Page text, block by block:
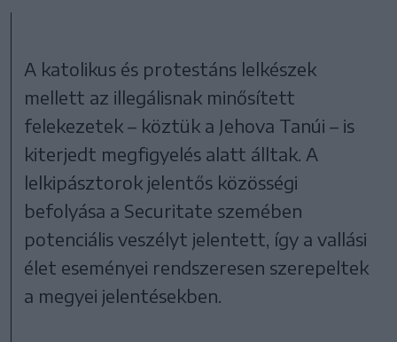
A katolikus és protestáns lelkészek
mellett az illegálisnak minősített
felekezetek – köztük a Jehova Tanúi – is
kiterjedt megfigyelés alatt álltak. A
lelkipásztorok jelentős közösségi
befolyása a Securitate szemében
potenciális veszélyt jelentett, így a vallási
élet eseményei rendszeresen szerepeltek
a megyei jelentésekben.